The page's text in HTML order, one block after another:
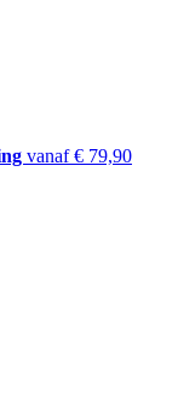
vanaf € 79,90